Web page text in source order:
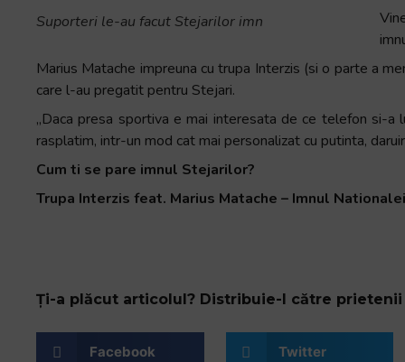
shortcut
activates
screen
navigate
Suporteri le-au facut Stejarilor imn
Marius Matache impreuna cu trupa Interzis (si o parte a
care l-au pregatit pentru Stejari.
„Daca presa sportiva e mai interesata de ce telefon si-
rasplatim, intr-un mod cat mai personalizat cu putinta,
Cum ti se pare imnul Stejarilor?
Trupa Interzis feat. Marius Matache – Imnul
Ți-a plăcut articolul? Distribuie-l către prietenii
Facebook Twitter